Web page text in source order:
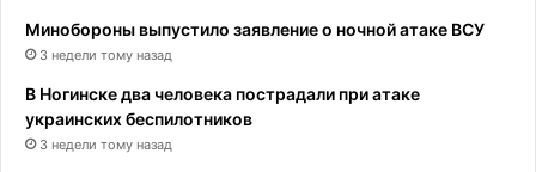
Минобороны выпустило заявление о ночной атаке ВСУ
3 недели тому назад
В Ногинске два человека пострадали при атаке
украинских беспилотников
3 недели тому назад